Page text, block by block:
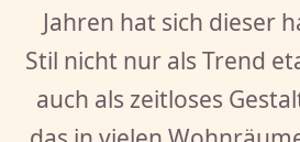
Jahren hat sich dieser
Stil nicht nur als Trend
auch als zeitloses